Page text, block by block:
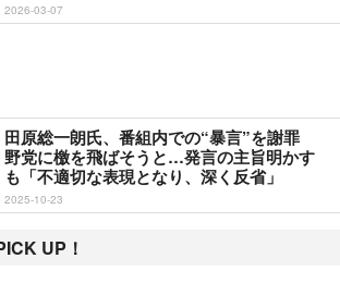
2026-03-07
田原総一朗氏、番組内での“暴言”を謝罪
野党に檄を飛ばそうと…発言の主旨明かす
も「不適切な表現となり、深く反省」
2025-10-23
UP！